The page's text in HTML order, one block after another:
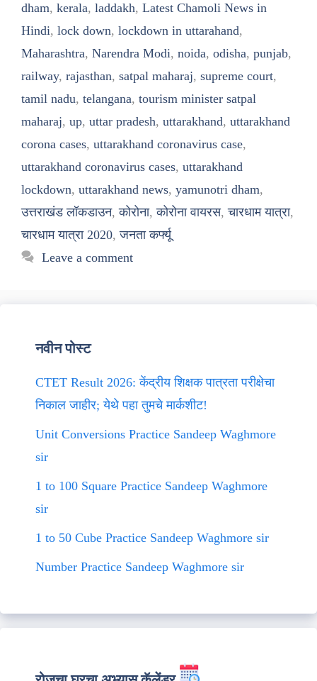
dham, kerala, laddakh, Latest Chamoli News in
Hindi, lock down, lockdown in uttarahand,
Maharashtra, Narendra Modi, noida, odisha, punjab,
railway, rajasthan, satpal maharaj, supreme court,
tamil nadu, telangana, tourism minister satpal
maharaj, up, uttar pradesh, uttarakhand, uttarakhand
corona cases, uttarakhand coronavirus case,
uttarakhand coronavirus cases, uttarakhand
lockdown, uttarakhand news, yamunotri dham,
उत्तराखंड लॉकडाउन,कोरोना,कोरोना वायरस,चारधाम यात्रा,
चारधाम यात्रा 2020,जनता कर्फ्यू
Leave a comment
नवीन पोस्ट
CTET Result 2026: केंद्रीय शिक्षक पात्रता परीक्षेचा
निकाल जाहीर; येथे पहा तुमचे मार्कशीट!
Unit Conversions Practice Sandeep Waghmore
sir
1 to 100 Square Practice Sandeep Waghmore
sir
1 to 50 Cube Practice Sandeep Waghmore sir
Number Practice Sandeep Waghmore sir